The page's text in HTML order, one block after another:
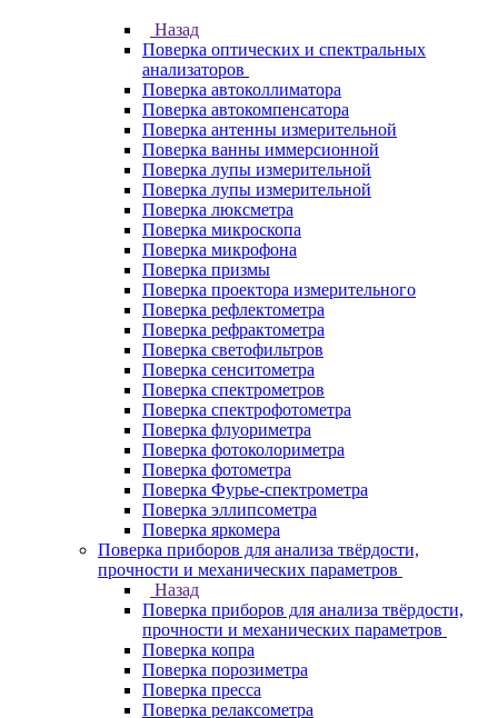
Назад
Поверка оптических и спектральных
анализаторов
Поверка автоколлиматора
Поверка автокомпенсатора
Поверка антенны измерительной
Поверка ванны иммерсионной
Поверка лупы измерительной
Поверка лупы измерительной
Поверка люксметра
Поверка микроскопа
Поверка микрофона
Поверка призмы
Поверка проектора измерительного
Поверка рефлектометра
Поверка рефрактометра
Поверка светофильтров
Поверка сенситометра
Поверка спектрометров
Поверка спектрофотометра
Поверка флуориметра
Поверка фотоколориметра
Поверка фотометра
Поверка Фурье-спектрометра
Поверка эллипсометра
Поверка яркомера
Поверка приборов для анализа твёрдости,
прочности и механических параметров
Назад
Поверка приборов для анализа твёрдости,
прочности и механических параметров
Поверка копра
Поверка порозиметра
Поверка пресса
Поверка релаксометра